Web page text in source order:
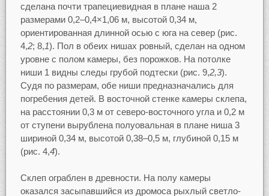
сделана почти трапециевидная в плане наша 2
размерами 0,2–0,4×1,06 м, высотой 0,34 м,
ориентированная длинной осью с юга на север (рис.
4,2; 8,1). Пол в обеих нишах ровный, сделан на одном
уровне с полом камеры, без порожков. На потолке
ниши 1 видны следы грубой подтески (рис. 9,2,3).
Судя по размерам, обе ниши предназначались для
погребения детей. В восточной стенке камеры склепа,
на расстоянии 0,3 м от северо-восточного угла и 0,2 м
от ступени вырублена полуовальная в плане ниша 3
шириной 0,34 м, высотой 0,38–0,5 м, глубиной 0,15 м
(рис. 4,4).
Склеп ограблен в древности. На полу камеры
оказался засыпавшийся из дромоса рыхлый светло-